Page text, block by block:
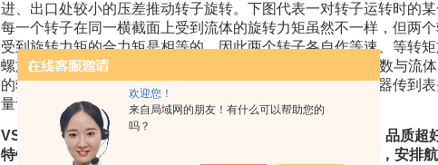
欢迎您！
来自局域网的朋友！有什么可以帮助您的
吗？
进、出口处较小的压差推动转子旋转。下图代表一对转子运转时的某
每一个转子在同一横截面上受到流体的旋转力矩虽然不一样，但两
受到旋转力矩的合力矩是相等的。因此两个转子各自作等速、等转矩
螺旋转子每转一周可输出 8 倍空腔的容积，因此，转子的转数与流
的转速与流体的瞬时流量成正比。转子的转数通过磁性联轴器传到
量计（流过管道）的流量。
VSE螺杆流量计RS100/128 GRO82V/2-ARG100德国制造，品质超
特锐20年欧美工业备件代理销售老公司，德国公司原厂订货，安排